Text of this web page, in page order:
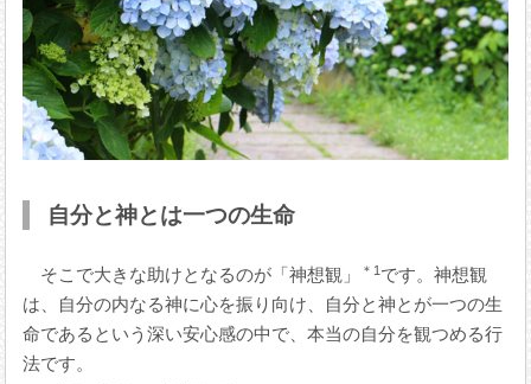
自分と神とは一つの生命
そこで大きな助けとなるのが「神想観」 ＊1 です。神想観
は、自分の内なる神に心を振り向け、自分と神とが一つの生
命であるという深い安心感の中で、本当の自分を観つめる行
法です。